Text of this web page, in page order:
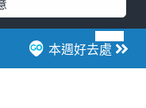
本週好去處
社群熱話
#限時搶
心 #著數 #網絡熱話